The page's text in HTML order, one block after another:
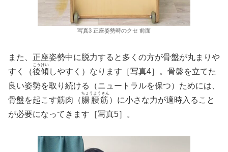
写真3 正座姿勢時のクセ 前面
また、正座姿勢中に脱力すると多くの方が骨盤が丸まりや
すく（後傾
こうけい
しやすく）なります［写真4］。骨盤を立てた
良い姿勢を取り続ける（ニュートラルを保つ）ためには、
骨盤を起こす筋肉（腸腰筋
ちょうようきん
）に小さな力が適時入ること
が必要になってきます［写真5］。